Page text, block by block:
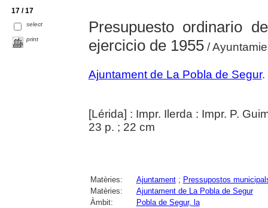
17 / 17
select
print
Presupuesto ordinario
ejercicio de 1955/
Ajuntament de La Pobla de Segur.
[Lérida] : Impr. Ilerda : Impr. P.
23 p. ; 22 cm
Matèries: Ajuntament; Pressupostos
Matèries:
Ajuntament de La Pobla de Segur
Àmbit:
Pobla de Segur, la